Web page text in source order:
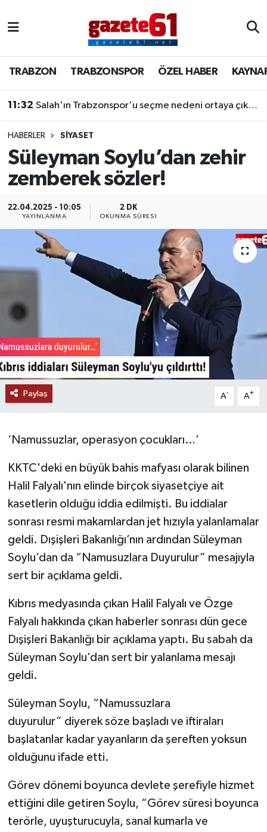
TRABZON TRABZONSPOR ÖZEL HABER
11:32 Salah'ın Trabzonspor'u seçme nedeni ortaya çıktı! Dev teklifleri geri çevirdi
HABERLER SİYASET
Süleyman Soylu’dan zehir
zemberek sözler!
22.04.2025 - 10:05
YAYINLANMA
2 DK
OKUNMA SÜRESI
Paylaş A- A+
‘Namussuzlar, operasyon çocukları…’
KKTC'deki en büyük bahis mafyası olarak bilinen
Halil Falyalı'nın elinde birçok siyasetçiye ait
kasetlerin olduğu iddia edilmişti. Bu iddialar
sonrası resmi makamlardan jet hızıyla yalanlamalar
geldi. Dışişleri Bakanlığı’nın ardından Süleyman
Soylu’dan da “Namusuzlara Duyurulur” mesajıyla
sert bir açıklama geldi.
Kıbrıs medyasında çıkan Halil Falyalı ve Özge
Falyalı hakkında çıkan haberler sonrası dün gece
Dışişleri Bakanlığı bir açıklama yaptı. Bu sabah da
Süleyman Soylu’dan sert bir yalanlama mesajı
geldi.
Süleyman Soylu, “Namussuzlara
duyurulur” diyerek söze başladı ve iftiraları
başlatanlar kadar yayanların da şereften yoksun
olduğunu ifade etti.
Görev dönemi boyunca devlete şerefiyle hizmet
ettiğini dile getiren Soylu, “Görev süresi boyunca
terörle, uyuşturucuyla, sanal kumarla ve
TRABZONSPOR
ÖZEL HABER
KAYNAR KAZAN
SİYASET
Trabzon Nöbetçi Eczaneler
Trabzon Hava Durumu
Trabzon Namaz Vakitleri
Trabzon Trafik Yoğunluk Haritası
Süper Lig Puan Durumu ve Fikstür
Son Dakika Haberleri
Haber Arşivi